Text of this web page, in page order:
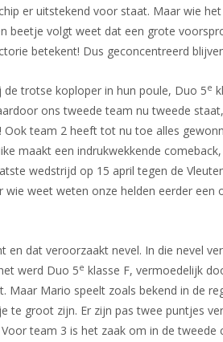
er uitstekend voor staat. Maar wie
beetje volgt weet dat een grote
betekent! Dus geconcentreerd
trotse koploper in hun poule, Duo 5e
ons tweede team nu tweede
team 2 heeft tot nu toe alles
maakt een indrukwekkende
wedstrijd op 15 april tegen de
weet weten onze helden eerder een
dat veroorzaakt nevel. In die nevel
werd Duo 5e klasse F, vermoedelijk
Mario speelt zoals bekend in de
te groot zijn. Er zijn pas twee puntjes
team 3 is het zaak om in de